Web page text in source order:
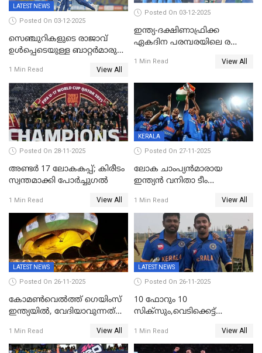
LATEST NEWS
Posted On 03-12-2025
സെഞ്ചുറികളുടെ രാജാവ്
ഉൾപ്പെടെയുള്ള ബാറ്റർമാരുടെ
ഇന്ത്യയ്ക്ക് 358 റൺസ്
1 Min Read View All
Posted On 03-12-2025
ഇന്ത്യ-ദക്ഷിണാഫ്രിക്ക
ഏകദിന പരമ്പരയിലെ രണ്ടാം
1 Min Read View All
Posted On 28-11-2025
അണ്ടര്‍ 17 ലോകകപ്പ്; കിരീടം
സ്വന്തമാക്കി പോര്‍ച്ചുഗല്‍
1 Min Read View All
KERALA
Posted On 27-11-2025
ലോക ചാംപ്യൻമാരായ
ഇന്ത്യൻ വനിതാ ടീം
മത്സരങ്ങൾ ​ഗ്രീൻഫീൽഡിൽ
1 Min Read View All
LATEST NEWS
Posted On 26-11-2025
കോമൺവെൽത്ത് ഗെയിംസ്
ഇന്ത്യയിൽ, വേദിയാവുന്നത്
1 Min Read View All
LATEST NEWS
Posted On 26-11-2025
10 ഫോറും 10
സിക്‌സും,വെടിക്കെട്ട്
അര്‍ധ സെഞ്ചുറിയുമായി
സഞ്ജു; ഒഡിഷയെ 10
1 Min Read View All